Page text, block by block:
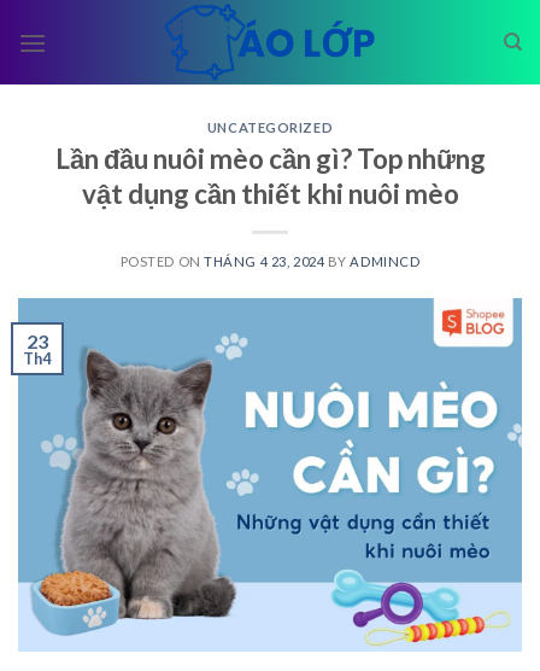
UNCATEGORIZED
Lần đầu nuôi mèo cần gì? Top những
vật dụng cần thiết khi nuôi mèo
POSTED ONTHÁNG 4 23, 2024 BY ADMINCD
23
Th4